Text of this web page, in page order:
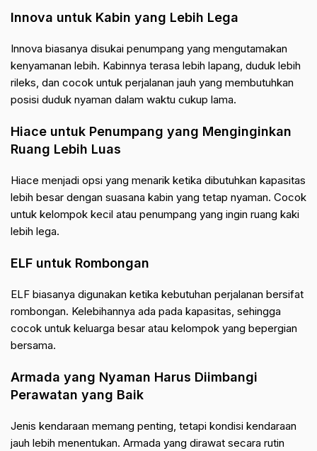
Innova untuk Kabin yang Lebih Lega
Innova biasanya disukai penumpang yang mengutamakan
kenyamanan lebih. Kabinnya terasa lebih lapang, duduk lebih
rileks, dan cocok untuk perjalanan jauh yang membutuhkan
posisi duduk nyaman dalam waktu cukup lama.
Hiace untuk Penumpang yang Menginginkan
Ruang Lebih Luas
Hiace menjadi opsi yang menarik ketika dibutuhkan kapasitas
lebih besar dengan suasana kabin yang tetap nyaman. Cocok
untuk kelompok kecil atau penumpang yang ingin ruang kaki
lebih lega.
ELF untuk Rombongan
ELF biasanya digunakan ketika kebutuhan perjalanan bersifat
rombongan. Kelebihannya ada pada kapasitas, sehingga
cocok untuk keluarga besar atau kelompok yang bepergian
bersama.
Armada yang Nyaman Harus Diimbangi
Perawatan yang Baik
Jenis kendaraan memang penting, tetapi kondisi kendaraan
jauh lebih menentukan. Armada yang dirawat secara rutin